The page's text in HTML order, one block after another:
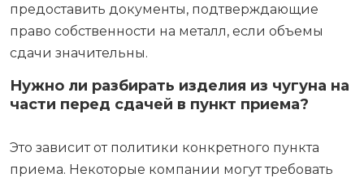
предоставить документы, подтверждающие
право собственности на металл, если объемы
сдачи значительны.
Нужно ли разбирать изделия из чугуна на
части перед сдачей в пункт приема?
Это зависит от политики конкретного пункта
приема. Некоторые компании могут требовать